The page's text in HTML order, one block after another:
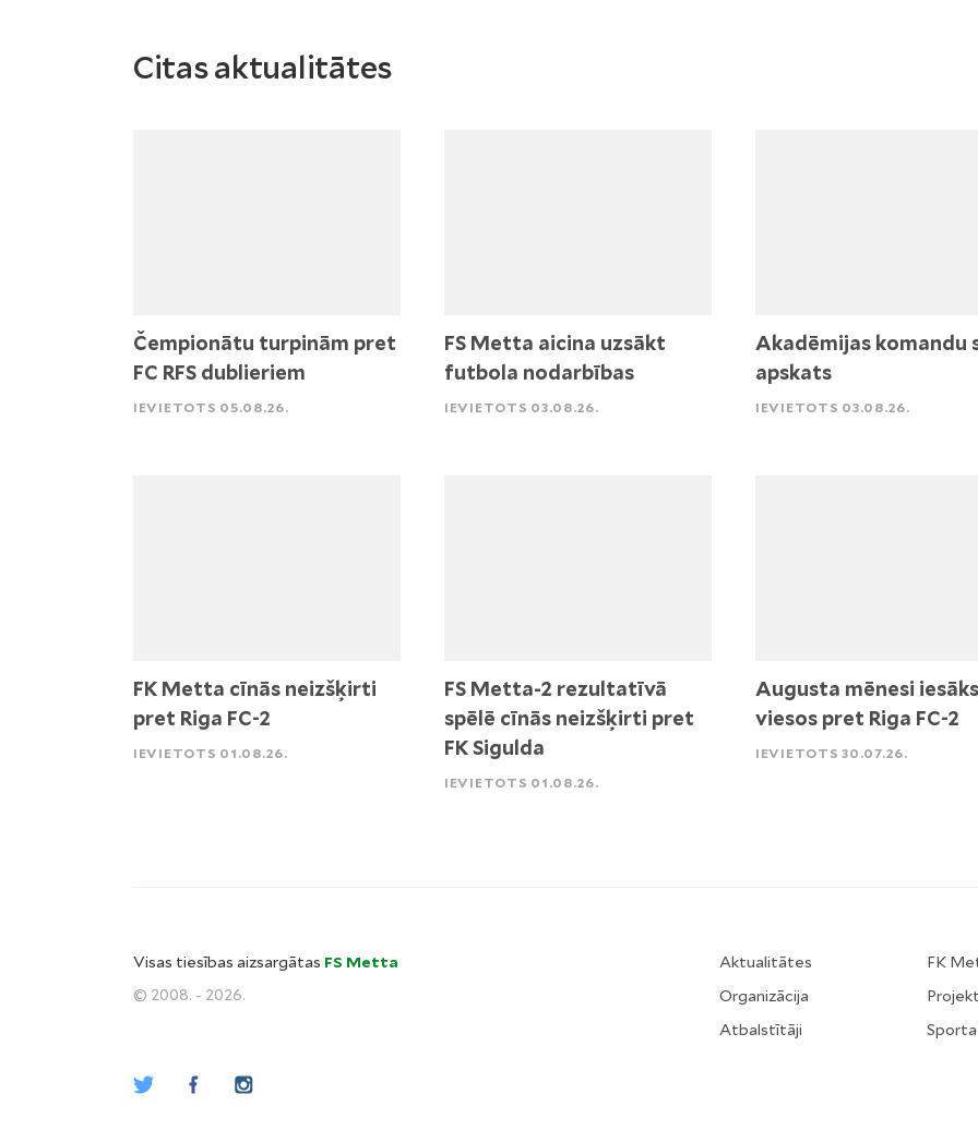
Citas aktualitātes
Čempionātu turpinām pret
FC RFS dublieriem
IEVIETOTS 05.08.26.
FS Metta aicina uzsākt
futbola nodarbības
IEVIETOTS 03.08.26.
Akadēmijas komandu
apskats
IEVIETOTS 03.08.26.
FK Metta cīnās neizšķirti
pret Riga FC-2
IEVIETOTS 01.08.26.
FS Metta-2 rezultatīvā
spēlē cīnās neizšķirti pret
FK Sigulda
IEVIETOTS 01.08.26.
Augusta mēnesi
viesos pret Riga FC-2
IEVIETOTS 30.07.26.
Visas tiesības aizsargātas FS Metta
© 2008. - 2026.
Aktualitātes
Organizācija
Atbalstītāji
FK